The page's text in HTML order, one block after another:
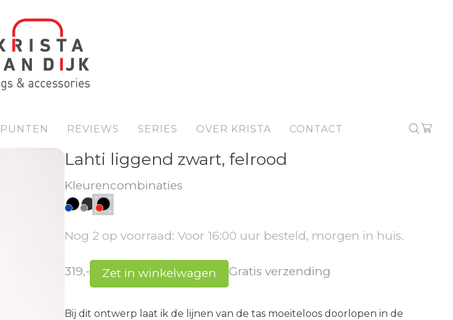
REVIEWS SERIES OVER KRISTA CONTACT
Lahti liggend zwart, felrood
Kleurencombinaties
Nog 2 op voorraad: Voor 16:00 uur besteld, morgen in huis.
319,- Zet in winkelwagen Gratis verzending
Bij dit ontwerp laat ik de lijnen van de tas moeiteloos doorlopen in de